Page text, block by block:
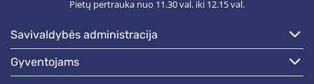
Pietų pertrauka nuo 11.30 val. iki 12.15 val.
savivaldybės administracija
gyventojams